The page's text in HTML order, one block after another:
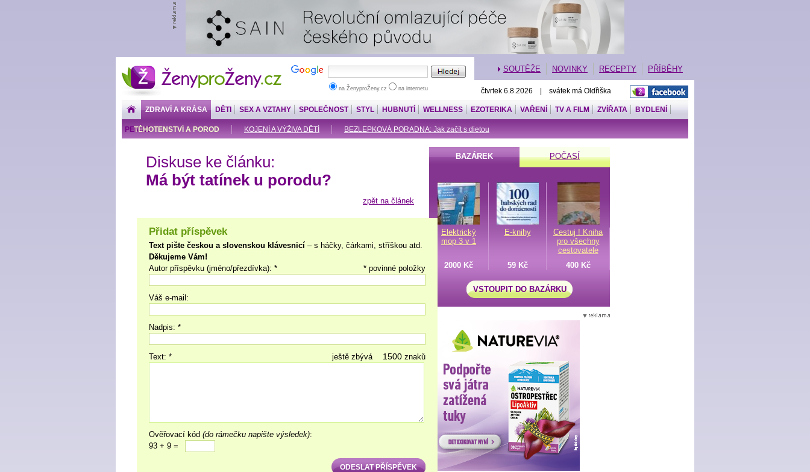
ŽenyproŽeny.cz
na ŽenyproŽeny.cz na internetu
SOUTĚŽE NOVINKY RECEPTY PŘÍBĚHY
čtvrtek 6.8.2026 | svátek má Oldřiška
ZDRAVÍ A KRÁSA
TĚHOTENSTVÍ A POROD KOJENÍ A VÝŽIVA DĚTÍ BEZLEPKOVÁ PORADNA: Jak začít s dietou
DĚTI SEX A VZTAHY SPOLEČNOST STYL HUBNUTÍ WELLNESS EZOTERIKA VAŘENÍ TV A FILM ZVÍŘATA BYDLENÍ
PENÍZE
Diskuse ke článku:
Má být tatínek u porodu?
zpět na článek
Přidat příspěvek
Text pište českou a slovenskou klávesnicí – s háčky, čárkami, stříškou atd.
Děkujeme Vám!
* povinné položky
Autor příspěvku (jméno/přezdívka): *
Váš e-mail:
Nadpis: *
ještě zbývá znaků
Text: *
Ověřovací kód (do rámečku napište výsledek):
93 + 9 =
BAZÁREK POČASÍ
Elektrický
mop 3 v 1
E-knihy
Cestuj ! Kniha
pro všechny
cestovatele
2000 Kč
59 Kč 400 Kč
VSTOUPIT DO BAZÁRKU